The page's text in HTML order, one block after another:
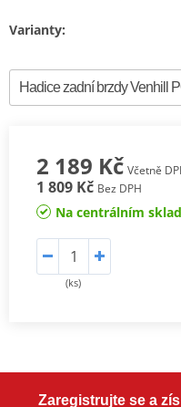
Varianty:
2 189 Kč Včetně
1 809 Kč Bez DPH
Na centrálním
(ks)
Zaregistrujte se a